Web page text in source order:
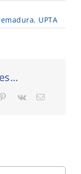
, UPTA
Pinterest
Vk
Correo